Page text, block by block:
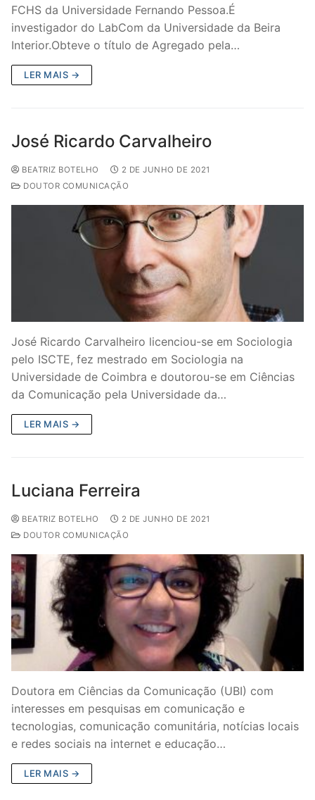
FCHS da Universidade Fernando Pessoa.É
investigador do LabCom da Universidade da Beira
Interior.Obteve o título de Agregado pela…
LER MAIS →
José Ricardo Carvalheiro
BEATRIZ BOTELHO
2 DE JUNHO DE 2021
DOUTOR COMUNICAÇÃO
José Ricardo Carvalheiro licenciou-se em Sociologia
pelo ISCTE, fez mestrado em Sociologia na
Universidade de Coimbra e doutorou-se em Ciências
da Comunicação pela Universidade da…
LER MAIS →
Luciana Ferreira
BEATRIZ BOTELHO
2 DE JUNHO DE 2021
DOUTOR COMUNICAÇÃO
Doutora em Ciências da Comunicação (UBI) com
interesses em pesquisas em comunicação e
tecnologias, comunicação comunitária, notícias locais
e redes sociais na internet e educação…
LER MAIS →